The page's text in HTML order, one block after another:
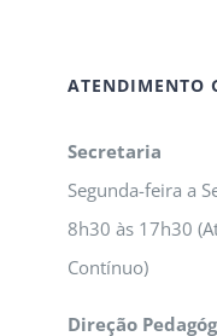
ATENDIMENTO
Secretaria
Segunda-feira a
8h30 às 17h30
Contínuo)
Direção